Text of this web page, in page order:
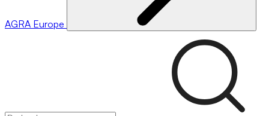
AGRA Europe